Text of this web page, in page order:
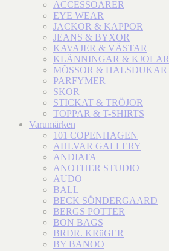
ACCESSOARER
EYE WEAR
JACKOR & KAPPOR
JEANS & BYXOR
KAVAJER & VÄSTAR
KLÄNNINGAR & KJOLAR
MÖSSOR & HALSDUKAR
PARFYMER
SKOR
STICKAT & TRÖJOR
TOPPAR & T-SHIRTS
Varumärken
101 COPENHAGEN
AHLVAR GALLERY
ANDIATA
ANOTHER STUDIO
AUDO
BALL
BECK SÖNDERGAARD
BERGS POTTER
BON BAGS
BRDR. KRüGER
BY BANOO